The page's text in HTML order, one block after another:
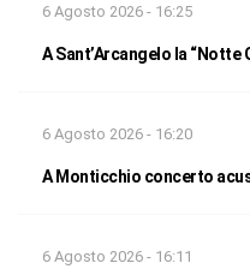
6 Agosto 2026 - 16:25
A Sant’Arcangelo la “Notte
6 Agosto 2026 - 16:20
A Monticchio concerto
6 Agosto 2026 - 16:11